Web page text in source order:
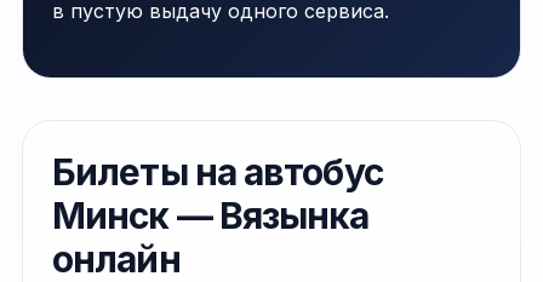
в пустую выдачу одного сервиса.
Билеты на автобус
Минск — Вязынка
онлайн